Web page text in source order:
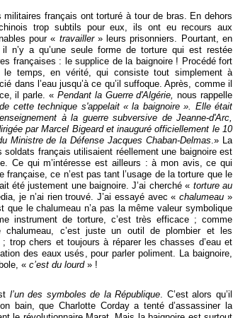
militaires français ont torturé à tour de bras. En dehors
trop subtils pour eux, ils ont eu recours aux
pour « travailler» leurs prisonniers. Pourtant, en
n’y a qu’une seule forme de torture qui est restée
françaises : le supplice de la baignoire ! Procédé fort
le temps, en vérité, qui consiste tout simplement à
dans l’eau jusqu’à ce qu’il suffoque. Après, comme il
il parle. « Pendant la Guerre d'Algérie, nous rappelle
cette technique s'appelait « la baignoire ». Elle était
à la guerre subversive de Jeanne-d'Arc,
par Marcel Bigeard et inauguré officiellement le 10
Ministre de la Défense Jacques Chaban-Delmas.» La
français utilisaient réellement une baignoire est
Ce qui m’intéresse est ailleurs : à mon avis, ce qui
française, ce n’est pas tant l’usage de la torture que le
été justement une baignoire. J’ai cherché « torture au
je n’ai rien trouvé. J’ai essayé avec «chalumeau »
que le chalumeau n’a pas la même valeur symbolique
instrument de torture, c’est très efficace ; comme
chalumeau, c’est juste un outil de plombier et les
trop chers et toujours à réparer les chasses d’eau et
des eaux usés, pour parler poliment. La baignoire,
« c’est du lourd» !
l’un des symboles de la République . C’est alors qu’il
bain, que Charlotte Corday a tenté d’assassiner la